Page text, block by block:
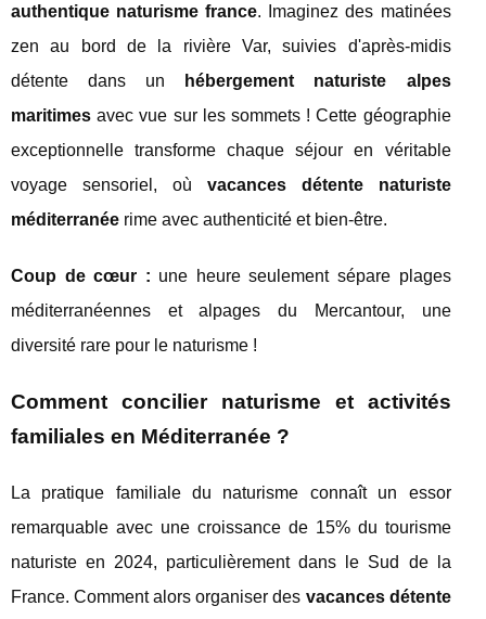
authentique naturisme france. Imaginez des matinées
zen au bord de la rivière Var, suivies d'après-midis
détente dans un
hébergement naturiste alpes
maritimes avec vue sur les sommets ! Cette géographie
exceptionnelle transforme chaque séjour en véritable
voyage sensoriel, où vacances détente naturiste
méditerranée rime avec authenticité et bien-être.
Coup de cœur : une heure seulement sépare plages
méditerranéennes et alpages du Mercantour, une
diversité rare pour le naturisme !
Comment concilier naturisme et activités
familiales en Méditerranée ?
La pratique familiale du naturisme connaît un essor
remarquable avec une croissance de 15% du tourisme
naturiste en 2024, particulièrement dans le Sud de la
France. Comment alors organiser des vacances détente